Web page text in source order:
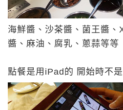
海鮮醬、沙茶醬、菌王醬、
醬、麻油、腐乳、蔥蒜等等
點餐是用 iPad的 開始時不